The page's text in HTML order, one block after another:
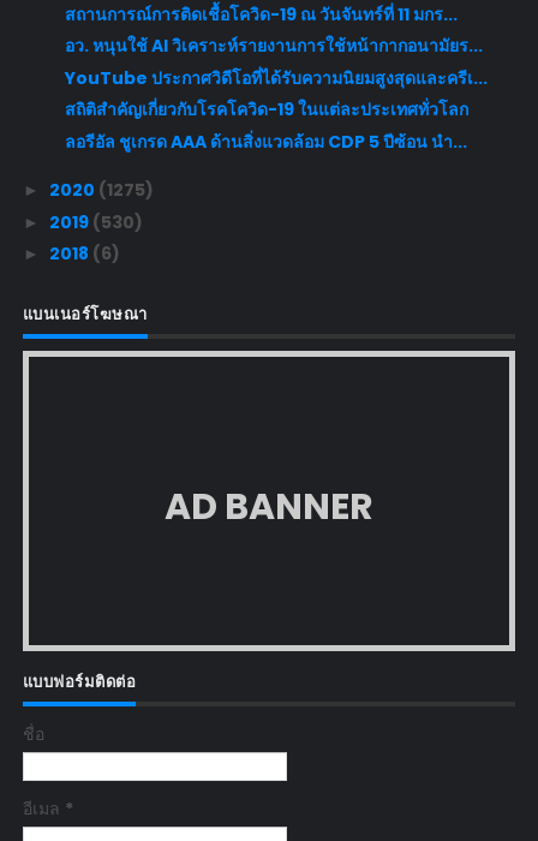
สถานการณ์การติดเชื้อโควิด-19 ณ วันจันทร์ที่ 11 มกร...
อว. หนุนใช้ AI วิเคราะห์รายงานการใช้หน้ากากอนามัยร...
YouTube ประกาศวิดีโอที่ได้รับความนิยมสูงสุดและครีเ...
สถิติสำคัญเกี่ยวกับโรคโควิด-19 ในแต่ละประเทศทั่วโลก
ลอรีอัล ชูเกรด AAA ด้านสิ่งแวดล้อม CDP 5 ปีซ้อน นำ...
► 2020 (1275)
► 2019 (530)
► 2018 (6)
แบนเนอร์โฆษณา
AD BANNER
แบบฟอร์มติดต่อ
ชื่อ
อีเมล *